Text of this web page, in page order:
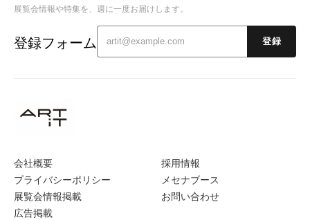
会社概要
プライバシーポリシー
展覧会情報掲載
広告掲載
採用情報
メセナブース
お問い合わせ
展覧会情報や特集を、週に一度お届けします。
登録フォーム 登録